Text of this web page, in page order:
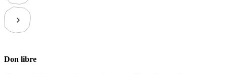
Don libre